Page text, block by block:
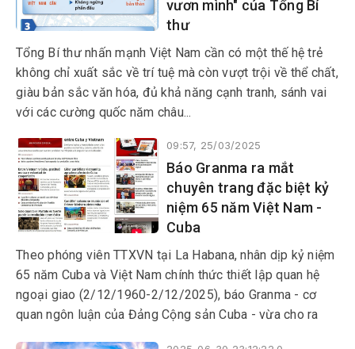
vươn mình" của Tổng Bí
thư
Tổng Bí thư nhấn mạnh Việt Nam cần có một thế hệ trẻ
không chỉ xuất sắc về trí tuệ mà còn vượt trội về thể chất,
giàu bản sắc văn hóa, đủ khả năng cạnh tranh, sánh vai
với các cường quốc năm châu...
09:57, 25/03/2025
Báo Granma ra mắt
chuyên trang đặc biệt kỷ
niệm 65 năm Việt Nam -
Cuba
Theo phóng viên TTXVN tại La Habana, nhân dịp kỷ niệm
65 năm Cuba và Việt Nam chính thức thiết lập quan hệ
ngoại giao (2/12/1960-2/12/2025), báo Granma - cơ
quan ngôn luận của Đảng Cộng sản Cuba - vừa cho ra